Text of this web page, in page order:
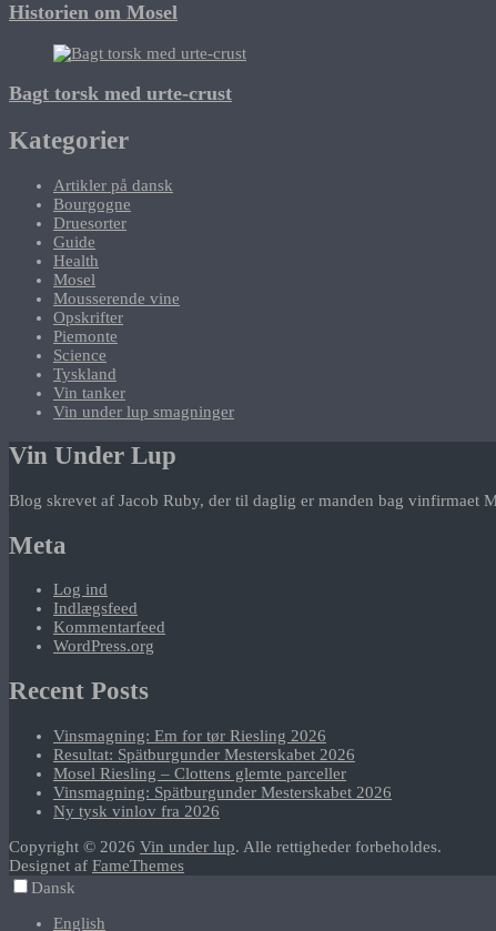
Historien om Mosel
Bagt torsk med urte-crust
Kategorier
Artikler på dansk
Bourgogne
Druesorter
Guide
Health
Mosel
Mousserende vine
Opskrifter
Piemonte
Science
Tyskland
Vin tanker
Vin under lup smagninger
Vin Under Lup
Blog skrevet af Jacob Ruby, der til daglig er manden bag vinfirmaet
Meta
Log ind
Indlægsfeed
Kommentarfeed
WordPress.org
Recent Posts
Vinsmagning: Em for tør Riesling 2026
Resultat: Spätburgunder Mesterskabet 2026
Mosel Riesling – Clottens glemte parceller
Vinsmagning: Spätburgunder Mesterskabet 2026
Ny tysk vinlov fra 2026
Copyright © 2026 Vin under lup. Alle rettigheder forbeholdes.
Designet af FameThemes
Dansk
English